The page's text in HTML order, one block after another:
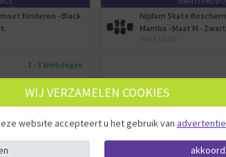
Kinderen - Black
1 - 3 Werkdagen
29,99
Nijdam Skate
Mamba - Maat M - Zwart
WIJ VERZAMELEN COOKIES
website accepteert u het gebruik van
akkoord